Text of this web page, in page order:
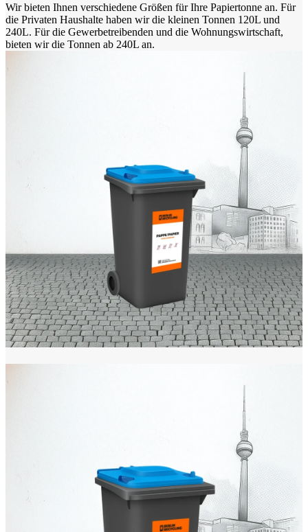
Wir bieten Ihnen verschiedene Größen für Ihre Papiertonne an. Für
die Privaten Haushalte haben wir die kleinen Tonnen 120L und
240L. Für die Gewerbetreibenden und die Wohnungswirtschaft,
bieten wir die Tonnen ab 240L an.